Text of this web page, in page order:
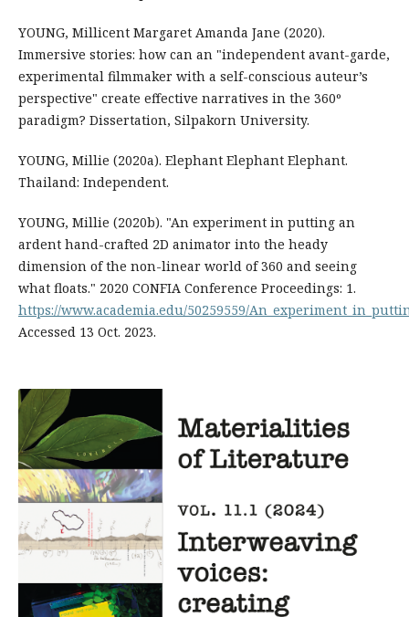
YOUNG, Millicent Margaret Amanda Jane (2020).
Immersive stories: how can an "independent avant-garde,
experimental filmmaker with a self-conscious auteur’s
perspective" create effective narratives in the 360º
paradigm? Dissertation, Silpakorn University.
YOUNG, Millie (2020a). Elephant Elephant Elephant.
Thailand: Independent.
YOUNG, Millie (2020b). "An experiment in putting an
ardent hand-crafted 2D animator into the heady
dimension of the non-linear world of 360 and seeing
what floats." 2020 CONFIA Conference Proceedings: 1.
https://www.academia.edu/50259559/
Accessed 13 Oct. 2023.